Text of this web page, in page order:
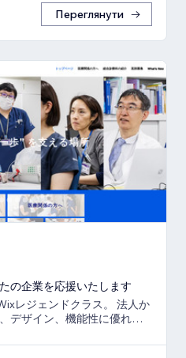
Переглянути
の企業を応援いたします
レジェンドクラス。 法人か
デザイン、機能性に優れた